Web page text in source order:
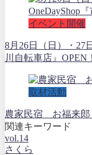
イベント開催
8月26日（日）・27
川自転車店』OPEN！
取材活動
農家民宿 お福来郎
関連キーワード
vol.14
さくら